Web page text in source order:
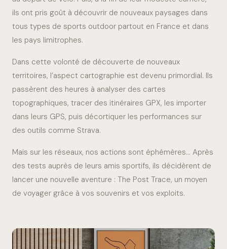
ils ont pris goût à découvrir de nouveaux paysages dans
tous types de sports outdoor partout en France et dans
les pays limitrophes.
Dans cette volonté de découverte de nouveaux
territoires, l’aspect cartographie est devenu primordial. Ils
passèrent des heures à analyser des cartes
topographiques, tracer des itinéraires GPX, les importer
dans leurs GPS, puis décortiquer les performances sur
des outils comme Strava.
Mais sur les réseaux, nos actions sont éphémères… Après
des tests auprès de leurs amis sportifs, ils décidèrent de
lancer une nouvelle aventure : The Post Trace, un moyen
de voyager grâce à vos souvenirs et vos exploits.